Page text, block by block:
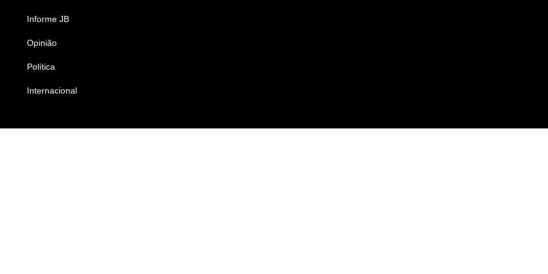
Informe JB
Opinião
Política
Internacional